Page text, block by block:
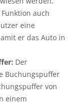
auch
eine
er das Auto in
Der
Buchungspuffer
von
einem